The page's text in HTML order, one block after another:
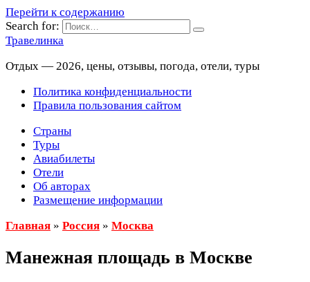
Перейти к содержанию
Search for:
Травелинка
Отдых — 2026, цены, отзывы, погода, отели, туры
Политика конфиденциальности
Правила пользования сайтом
Страны
Туры
Авиабилеты
Отели
Об авторах
Размещение информации
Главная » Россия » Москва
Манежная площадь в Москве